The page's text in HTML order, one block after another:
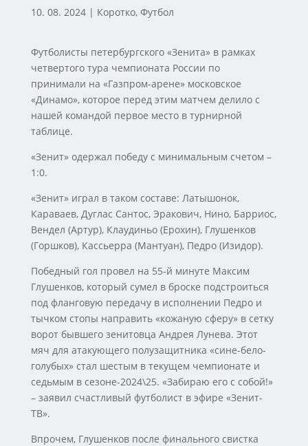
10. 08. 2024| Коротко, Футбол
Футболисты петербургского «Зенита» в рамках
четвертого тура чемпионата России по
принимали на «Газпром-арене» московское
«Динамо», которое перед этим матчем делило с
нашей командой первое место в турнирной
таблице.
«Зенит» одержал победу с минимальным счетом –
1:0.
«Зенит» играл в таком составе: Латышонок,
Караваев, Дуглас Сантос, Эракович, Нино, Барриос,
Вендел (Артур), Клаудиньо (Ерохин), Глушенков
(Горшков), Кассьерра (Мантуан), Педро (Изидор).
Победный гол провел на 55-й минуте Максим
Глушенков, который сумел в броске подстроиться
под фланговую передачу в исполнении Педро и
тычком стопы направить «кожаную сферу» в сетку
ворот бывшего зенитовца Андрея Лунева. Этот
мяч для атакующего полузащитника «сине-бело-
голубых» стал шестым в текущем чемпионате и
седьмым в сезоне-2024\25. «Забираю его с собой!»
– заявил счастливый футболист в эфире «Зенит-
ТВ».
Впрочем, Глушенков после финального свистка